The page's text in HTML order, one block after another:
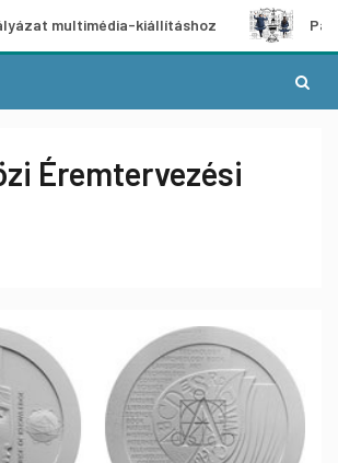
kiállításhoz Pályázat a
Éremtervezési